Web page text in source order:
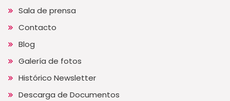
Sala de prensa
Contacto
Blog
Galería de fotos
Histórico Newsletter
Descarga de Documentos